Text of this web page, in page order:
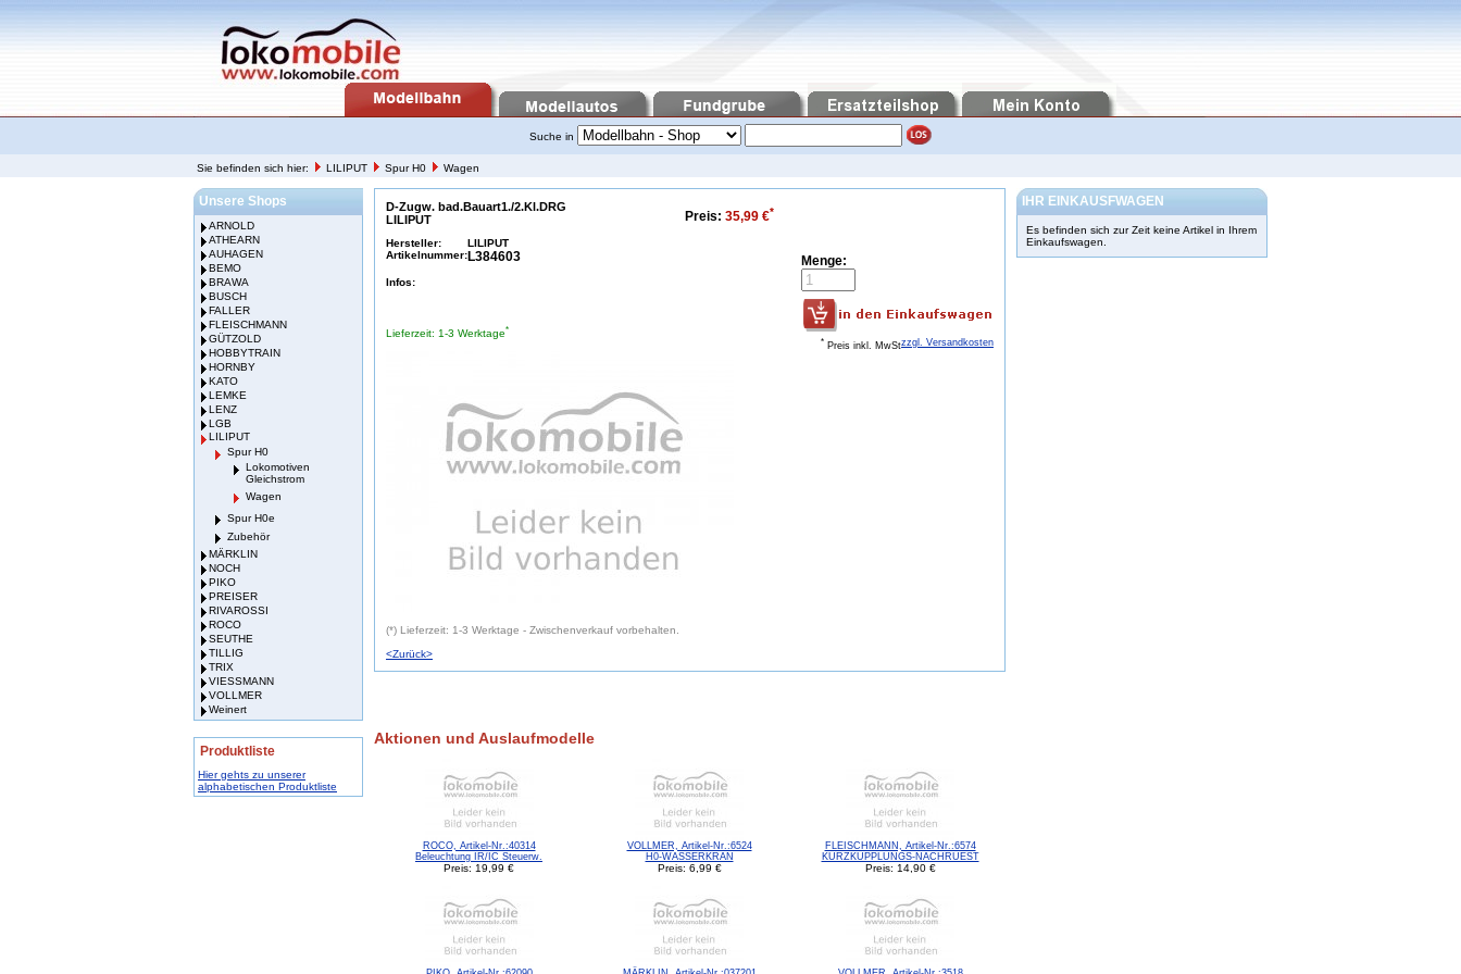
Suche in
Sie befinden sich hier: LILIPUT Spur H0 Wagen
Unsere Shops
ARNOLD
ATHEARN
AUHAGEN
BEMO
BRAWA
BUSCH
FALLER
FLEISCHMANN
GÜTZOLD
HOBBYTRAIN
HORNBY
KATO
LEMKE
LENZ
LGB
LILIPUT
Spur H0
Lokomotiven
Gleichstrom
Wagen
Spur H0e
Zubehör
MÄRKLIN
NOCH
PIKO
PREISER
RIVAROSSI
ROCO
SEUTHE
TILLIG
TRIX
VIESSMANN
VOLLMER
Weinert
Produktliste
Hier gehts zu unserer
alphabetischen Produktliste
D-Zugw. bad.Bauart1./2.Kl.DRG
LILIPUT
Hersteller:
LILIPUT
Artikelnummer:L384603
Infos:
Lieferzeit: 1-3 Werktage*
Preis: 35,99 €*
Menge:
* Preis inkl. MwStzzgl. Versandkosten
(*) Lieferzeit: 1-3 Werktage - Zwischenverkauf vorbehalten.
<Zurück>
Aktionen und Auslaufmodelle
ROCO, Artikel-Nr.:40314
Beleuchtung IR/IC Steuerw.
Preis: 19,99 €
VOLLMER, Artikel-Nr.:6524
H0-WASSERKRAN
Preis: 6,99 €
FLEISCHMANN, Artikel-Nr.:6574
KURZKUPPLUNGS-NACHRUEST
Preis: 14,90 €
IHR EINKAUSFWAGEN
Es befinden sich zur Zeit keine Artikel in Ihrem
Einkaufswagen.